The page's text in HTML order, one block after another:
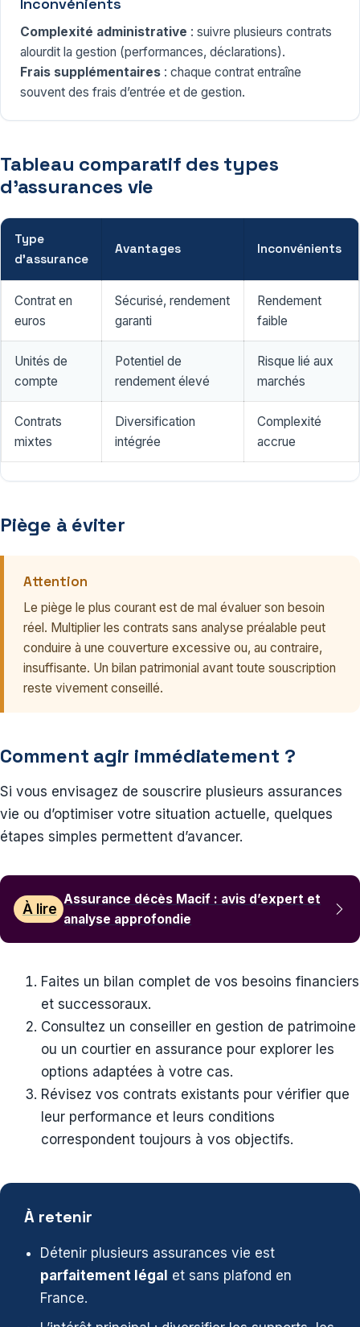
Complexité administrative : suivre plusieurs contrats
alourdit la gestion (performances, déclarations).
Frais supplémentaires : chaque contrat entraîne
souvent des frais d’entrée et de gestion.
Tableau comparatif des types
d’assurances vie
Type
d’assurance
Avantages Inconvénients
Contrat en
euros
Sécurisé, rendement
garanti
Rendement
faible
Unités de
compte
Potentiel de
rendement élevé
Risque lié aux
marchés
Contrats
mixtes
Diversification
intégrée
Complexité
accrue
Piège à éviter
Attention
Le piège le plus courant est de mal évaluer son besoin
réel. Multiplier les contrats sans analyse préalable peut
conduire à une couverture excessive ou, au contraire,
insuffisante. Un bilan patrimonial avant toute souscription
reste vivement conseillé.
Comment agir immédiatement ?
Si vous envisagez de souscrire plusieurs assurances
vie ou d’optimiser votre situation actuelle, quelques
étapes simples permettent d’avancer.
À lire
Assurance décès Macif : avis d’expert et
analyse approfondie
Faites un bilan complet de vos besoins financiers
et successoraux.
Consultez un conseiller en gestion de patrimoine
ou un courtier en assurance pour explorer les
options adaptées à votre cas.
Révisez vos contrats existants pour vérifier que
leur performance et leurs conditions
correspondent toujours à vos objectifs.
À retenir
Détenir plusieurs assurances vie est
parfaitement légal et sans plafond en
France.